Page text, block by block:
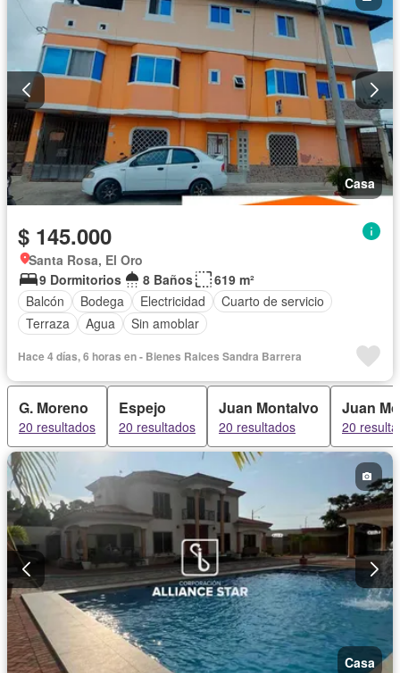
Casa
$ 145.000
Santa Rosa, El Oro
9 Dormitorios
8 Baños
619 m²
Balcón
Bodega Electricidad
Cuarto de servicio
Terraza
Agua Sin amoblar
Hace 4 días, 6 horas en - Bienes Raices Sandra Barrera
G. Moreno
20 resultados
Espejo
20 resultados
Juan Montalvo
20 resultados
Juan
20
Casa